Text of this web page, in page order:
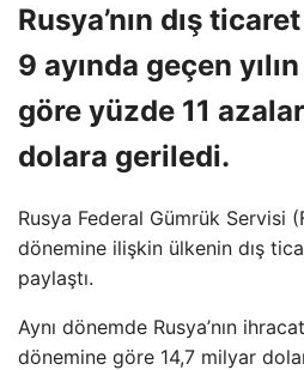
Rusya’nın dış
9 ayında geçen
göre yüzde 11
dolara geriledi.
Rusya Federal Gümrük Servisi
dönemine ilişkin ülkenin dış
paylaştı.
Aynı dönemde Rusya’nın
dönemine göre 14,7 milyar